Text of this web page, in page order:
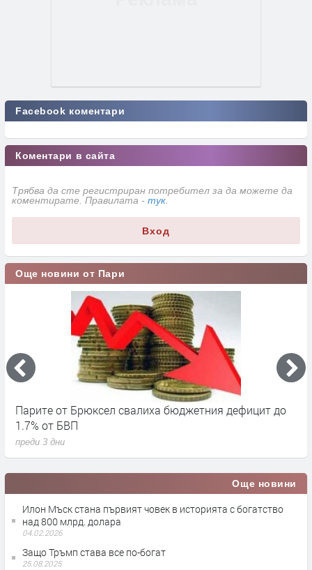
Facebook коментари
Коментари в сайта
Трябва да сте регистриран потребител за да можете да
коментирате. Правилата - тук
Вход
Още новини от Пари
Парите от Брюксел свалиха бюджетния дефицит до
1.7% от БВП
преди 3 дни
Още новини
Илон Мъск стана първият човек в историята с богатство
над 800 млрд. долара
04.02.2026
Защо Тръмп става все по-богат
25.08.2025